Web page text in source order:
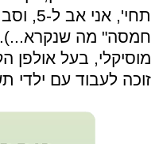
חמסה" מה שנקרא...).
מוסיקלי, בעל אולפן
זוכה לעבוד עם ילדי